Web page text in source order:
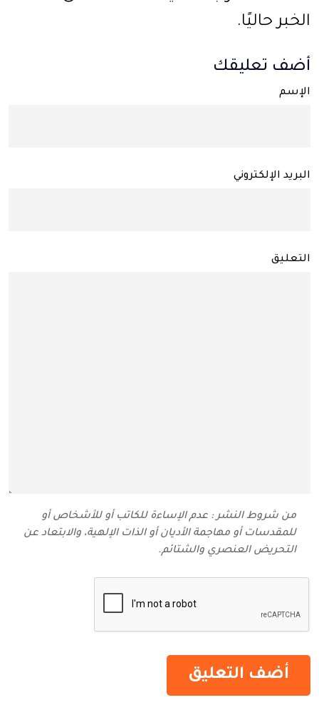
الخبر حاليًا.
أضف تعليقك
الإسم
البريد الإلكتروني
التعليق
من شروط النشر : عدم الإساءة للكاتب أو للأشخاص أو
للمقدسات أو مهاجمة الأديان أو الذات الإلهية، والابتعاد عن
التحريض العنصري والشتائم‬.